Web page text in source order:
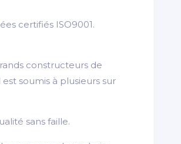
certifiés ISO9001.
constructeurs de
soumis à plusieurs sur
sans faille.